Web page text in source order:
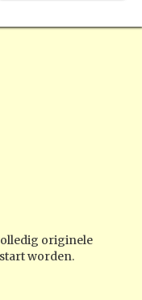
originele
worden.